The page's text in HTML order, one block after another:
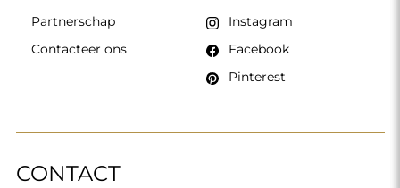
CONTACT
Partnerschap
Contacteer ons
Instagram
Facebook
Pinterest